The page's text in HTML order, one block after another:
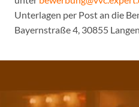
Unterlagen per Post an die
Bayernstraße 4, 30855